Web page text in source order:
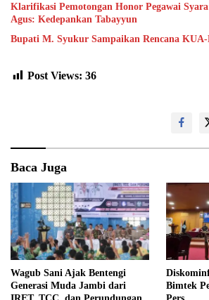
Klarifikasi Pemotongan Honor Pegawai
Agus: Kedepankan Tabayyun
Bupati M. Syukur Sampaikan Rencana KUA-
Post Views: 36
Baca Juga
Wagub Sani Ajak Bentengi
Generasi Muda Jambi dari
Bimtek